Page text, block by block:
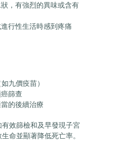
，有強烈的異味或含有
行性生活時感到疼痛
九價疫苗）
篩查
的後續治療
效篩檢和及早發現子宮
命並顯著降低死亡率。